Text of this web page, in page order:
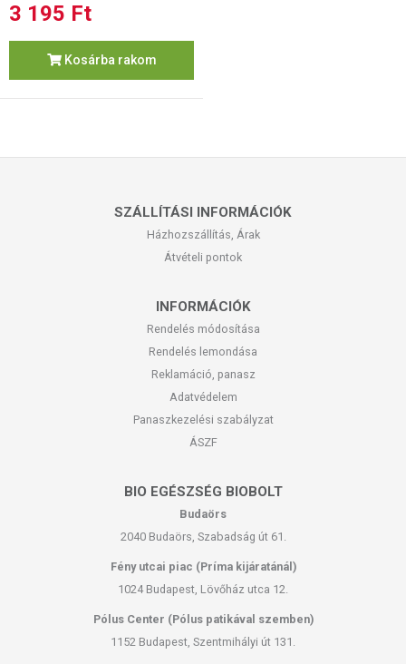
3 195 Ft
Kosárba rakom
SZÁLLÍTÁSI INFORMÁCIÓK
Házhozszállítás, Árak
Átvételi pontok
INFORMÁCIÓK
Rendelés módosítása
Rendelés lemondása
Reklamáció, panasz
Adatvédelem
Panaszkezelési szabályzat
ÁSZF
BIO EGÉSZSÉG BIOBOLT
Budaörs
2040 Budaörs, Szabadság út 61.
Fény utcai piac (Príma kijáratánál)
1024 Budapest, Lövőház utca 12.
Pólus Center (Pólus patikával szemben)
1152 Budapest, Szentmihályi út 131.